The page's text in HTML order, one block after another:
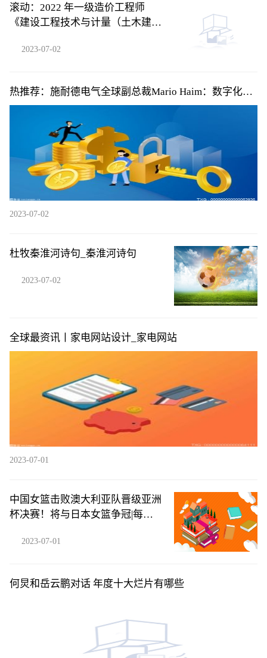
滚动：2022 年一级造价工程师
《建设工程技术与计量（土木建筑
2023-07-02
热推荐：施耐德电气全球副总裁Mario Haim：数字化让
无形的能源损耗变得清晰可见
2023-07-02
杜牧秦淮河诗句_秦淮河诗句
2023-07-02
全球最资讯丨家电网站设计_家电网站
2023-07-01
中国女篮击败澳大利亚队晋级亚洲
杯决赛！将与日本女篮争冠|每日
2023-07-01
何炅和岳云鹏对话 年度十大烂片有哪些